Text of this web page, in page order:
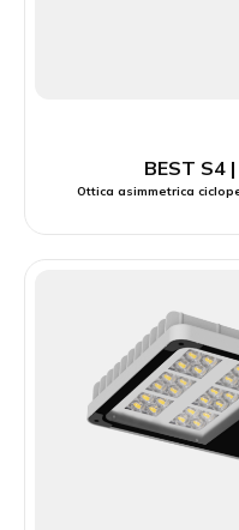
BEST S4
Ottica asimmetrica